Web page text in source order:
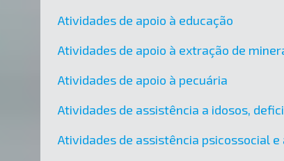
Atividades de apoio à educação
Atividades de apoio à extração de
Atividades de apoio à pecuária
Atividades de assistência a idosos,
Atividades de assistência psicossocial